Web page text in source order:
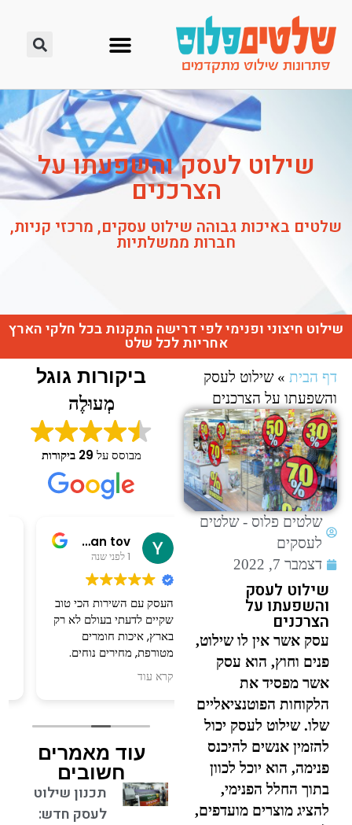
שילוט לעסק והשפעתו על
הצרכנים
שלטים באיכות גבוהה שילוט עסקים, מרכזי קניות,
חברות ממשלתיות
שילוט חיצוני ופנימי לפי דרישה התקנות בכל חלקי הארץ
אחריות לכל שלט
דף הבית»שילוט לעסק
והשפעתו על הצרכנים
שלטים פלוס - שלטים
לעסקים
דצמבר 7, 2022
שילוט לעסק
והשפעתו על
הצרכנים
עסק אשר אין לו שילוט,
פנים וחוץ, הוא עסק
אשר מפסיד את
הלקוחות הפוטנציאליים
שלו. שילוט לעסק יכול
להזמין אנשים להיכנס
פנימה, הוא יוכל לכוון
בתוך החלל הפנימי,
להציג מוצרים מועדפים,
ביקורות גוגל
מְעוּלֶה
מבוסס על 29 ביקורות
רות בביוף
2 לפני שנים
שירות מעולה ואיכות
מצוינת!
הזמנתי שלט אשר יצר
לעסק.
ממליצה בחום!
קרא עוד
1 לפני שנה
העסק עם השירות הכי טוב
שקיים לדעתי בעולם לא רק
בארץ, איכות חומרים
מטורפת, מחירים נוחים.
כאחד שעובד הרבה עם
שלטים ופרסום לארועים
קרה לא אחת שנתקעתי עם
ספק שעבדתי איתו בעבר
ומוטי היקר שהוא ממש
מלאך הציל אותי. זה אדם
שעובד עם הנשמה, מחייך
כל הזמן אפי' דרך הטלפון
אפשר להרגיש את החיוך.
כיף לעבוד איתו. מחכה
קרא עוד
עוד מאמרים
חשובים
תכנון שילוט
לעסק חדש: